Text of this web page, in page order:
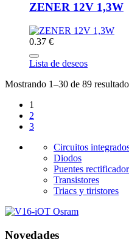
ZENER 12V 1,3W
0.37 €
Lista de deseos
Mostrando 1–30 de 89
1
2
3
Circuitos
Diodos
Puentes
Transistores
Triacs y tiristores
Novedades